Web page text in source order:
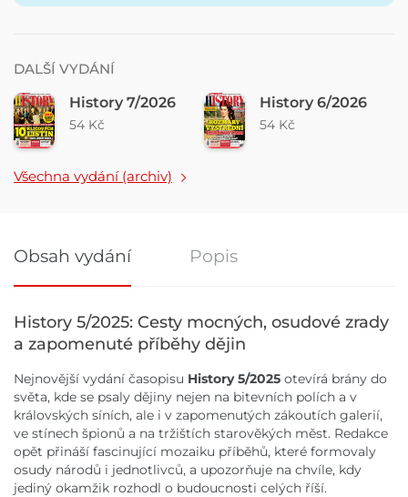
DALŠÍ VYDÁNÍ
History 7/2026
54 Kč
History 6/2026
54 Kč
Všechna vydání (archiv)
Obsah vydání Popis
Obsah vydání
History 5/2025: Cesty mocných, osudové zrady
a zapomenuté příběhy dějin
Nejnovější vydání časopisu History 5/2025 otevírá brány do
světa, kde se psaly dějiny nejen na bitevních polích a v
královských síních, ale i v zapomenutých zákoutích galerií,
ve stínech špionů a na tržištích starověkých měst. Redakce
opět přináší fascinující mozaiku příběhů, které formovaly
osudy národů i jednotlivců, a upozorňuje na chvíle, kdy
jediný okamžik rozhodl o budoucnosti celých říší.